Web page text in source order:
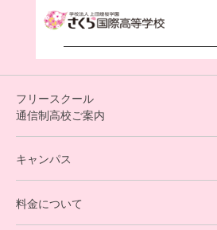
フリースクール
通信制高校ご案内
オンラインコース
キャンパス
料金について